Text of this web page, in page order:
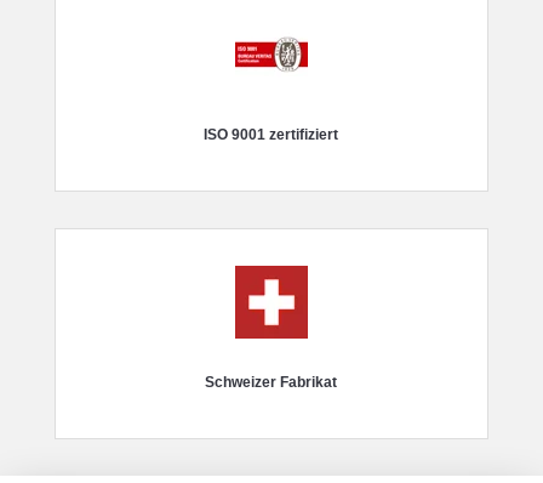
ISO 9001 zertifiziert
Schweizer Fabrikat